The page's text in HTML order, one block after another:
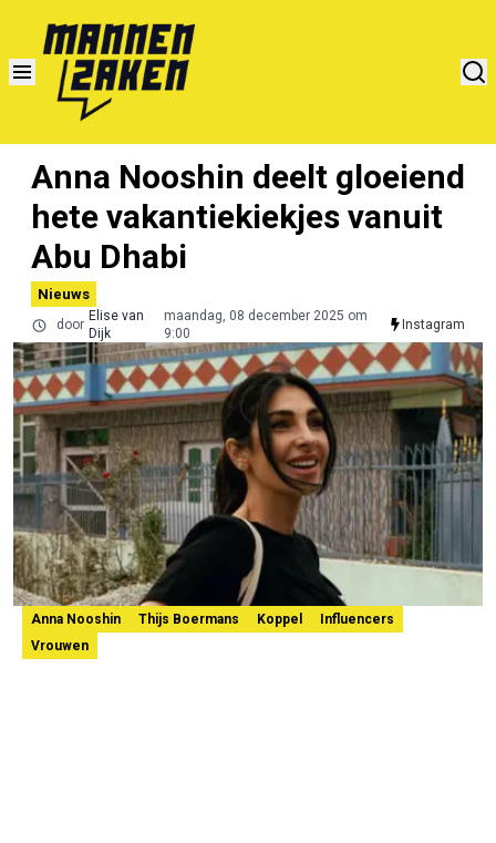
Anna Nooshin deelt gloeiend
hete vakantiekiekjes vanuit
Abu Dhabi
Nieuws
door
Elise van
Dijk
maandag, 08 december 2025 om
9:00
Instagram
Anna Nooshin Thijs Boermans Koppel
Influencers
Vrouwen